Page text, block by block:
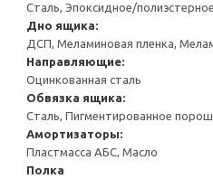
Сталь, Эпоксидное/
Дно ящика:
ДСП, Меламиновая пленка,
Направляющие:
Оцинкованная сталь
Обвязка ящика:
Сталь, Пигментированное
Амортизаторы:
Пластмасса АБС, Масло
Полка